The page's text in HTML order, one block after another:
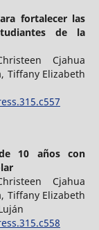
fortalecer las
de la
Cjahua
Tiffany Elizabeth
10 años con
Cjahua
Tiffany Elizabeth